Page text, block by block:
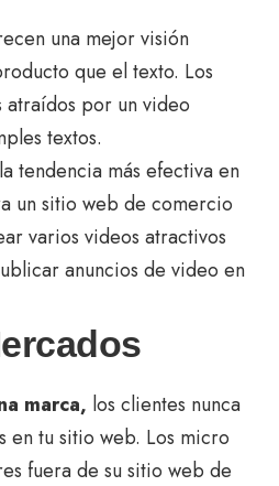
una mejor visión
que el texto. Los
atraídos por un video
textos.
tendencia más efectiva en
un sitio web de comercio
varios videos atractivos
anuncios de video en
marca, los clientes nunca
en tu sitio web. Los micro
fuera de su sitio web de